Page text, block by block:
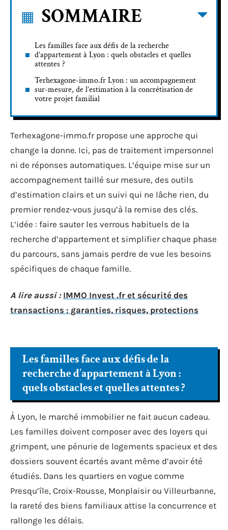
SOMMAIRE
Les familles face aux défis de la recherche
d’appartement à Lyon : quels obstacles et quelles
attentes ?
Terhexagone-immo.fr Lyon : un accompagnement
sur-mesure, de l’estimation à la concrétisation de
votre projet familial
Terhexagone-immo.fr propose une approche qui
change la donne. Ici, pas de traitement impersonnel
ni de réponses automatiques. L’équipe mise sur un
accompagnement taillé sur mesure, des outils
d’estimation clairs et un suivi qui ne lâche rien, du
premier rendez-vous jusqu’à la remise des clés.
L’idée : faire sauter les verrous habituels de la
recherche d’appartement et simplifier chaque phase
du parcours, sans jamais perdre de vue les besoins
spécifiques de chaque famille.
A lire aussi : IMMO Invest .fr et sécurité des
transactions : garanties, risques, protections
Les familles face aux défis de la
recherche d’appartement à Lyon :
quels obstacles et quelles attentes ?
À Lyon, le marché immobilier ne fait aucun cadeau.
Les familles doivent composer avec des loyers qui
grimpent, une pénurie de logements spacieux et des
dossiers souvent écartés avant même d’avoir été
étudiés. Dans les quartiers en vogue comme
Presqu’île, Croix-Rousse, Monplaisir ou Villeurbanne,
la rareté des biens familiaux attise la concurrence et
rallonge les délais.